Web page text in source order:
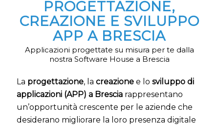
PROGETTAZIONE,
CREAZIONE E SVILUPPO
APP A BRESCIA
Applicazioni progettate su misura per te dalla
nostra Software House a Brescia
La progettazione, la creazionee lo sviluppo di
applicazioni (APP) a Bresciarappresentano
un’opportunità crescente per le aziende che
desiderano migliorare la loro presenza digitale